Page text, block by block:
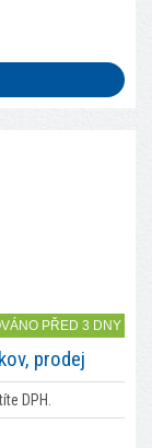
PŘED 3 DNY
prodej
DPH.